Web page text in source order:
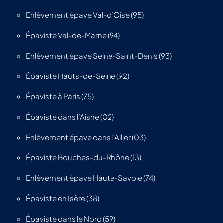
Enlèvement épave Val-d’Oise (95)
Épaviste Val-de-Marne (94)
Enlèvement épave Seine-Saint-Denis (93)
Épaviste Hauts-de-Seine (92)
Épaviste à Paris (75)
Épaviste dans l’Aisne (02)
Enlèvement épave dans l’Allier (03)
Épaviste Bouches-du-Rhône (13)
Enlèvement épave Haute-Savoie (74)
Épaviste en Isère (38)
Épaviste dans le Nord (59)